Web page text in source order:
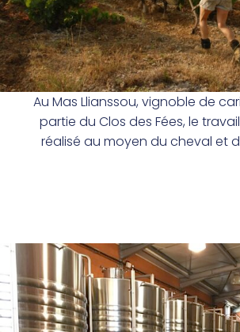
Au Mas Llianssou, vignoble de
partie du Clos des Fées, le
réalisé au moyen du cheval et